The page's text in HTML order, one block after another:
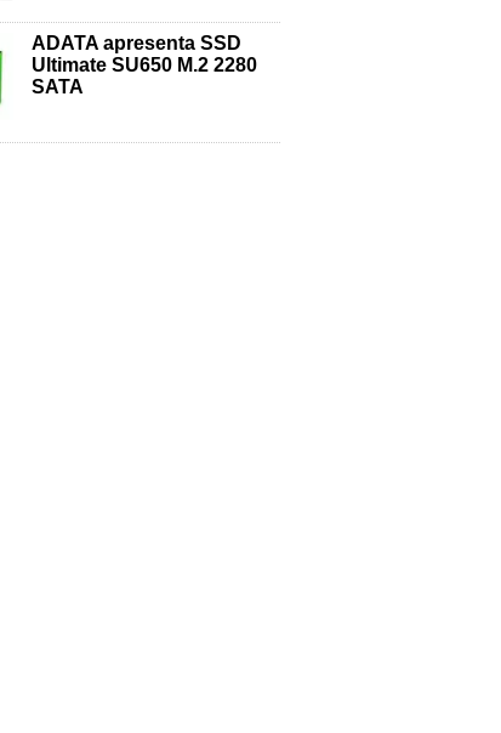
ADATA apresenta SSD
Ultimate SU650 M.2 2280
SATA